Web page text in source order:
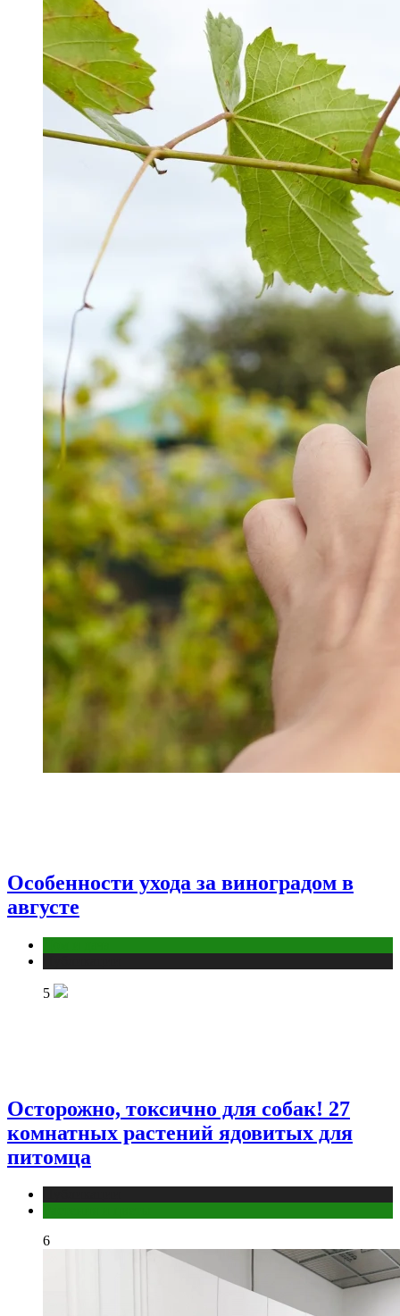
Особенности ухода за виноградом в
августе
5
Осторожно, токсично для собак! 27
комнатных растений ядовитых для
питомца
6